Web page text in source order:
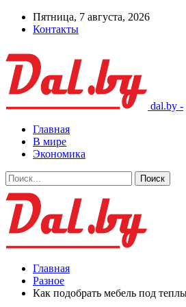
Пятница, 7 августа, 2026
Контакты
dal.by -
Главная
В мире
Экономика
Главная
Разное
Как подобрать мебель под